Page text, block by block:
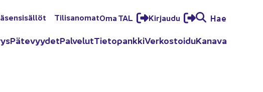
Ti­li­sa­no­matOma TAL Kir­jau­du Hae
Pä­te­vyy­detPal­ve­lutTie­to­pank­kiVer­kos­toi­duKa­na­va